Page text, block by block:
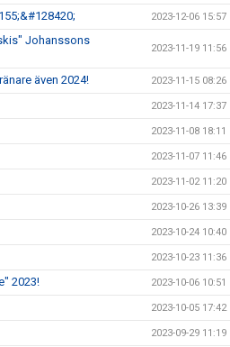
2023-12-06 15:57
Johanssons
2023-11-19 11:56
även 2024! 2023-11-15 08:26
2023-11-14 17:37
2023-11-08 18:11
2023-11-07 11:46
2023-11-02 11:20
2023-10-26 13:39
2023-10-24 10:40
2023-10-23 11:36
2023! 2023-10-06 10:51
2023-10-05 17:42
2023-09-29 11:19